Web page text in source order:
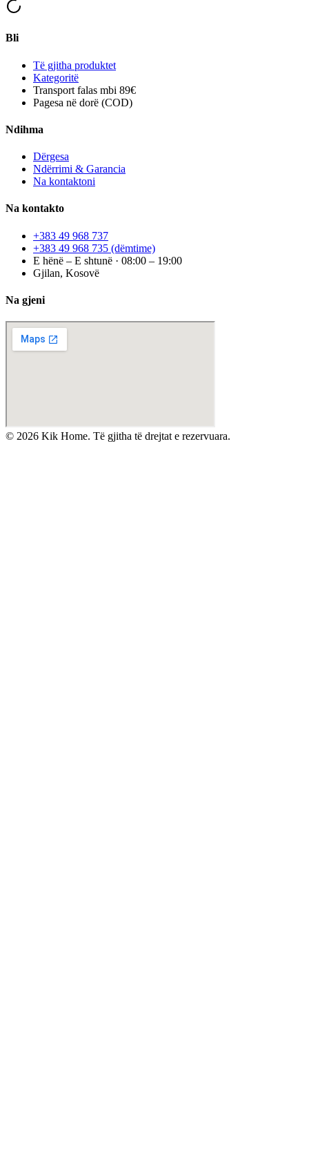
Bli
Të gjitha produktet
Kategoritë
Transport falas mbi 89€
Pagesa në dorë (COD)
Ndihma
Dërgesa
Ndërrimi & Garancia
Na kontaktoni
Na kontakto
+383 49 968 737
+383 49 968 735 (dëmtime)
E hënë – E shtunë · 08:00 – 19:00
Gjilan, Kosovë
Na gjeni
© 2026 Kik Home. Të gjitha të drejtat e rezervuara.